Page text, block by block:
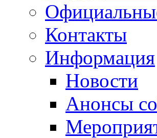
Контакты
Информация
Новости
Анонсы